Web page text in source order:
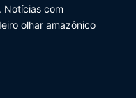
Notícias com
olhar amazônico